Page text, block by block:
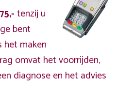
tenzij u
bent
het maken
omvat het voorrijden,
diagnose en het advies